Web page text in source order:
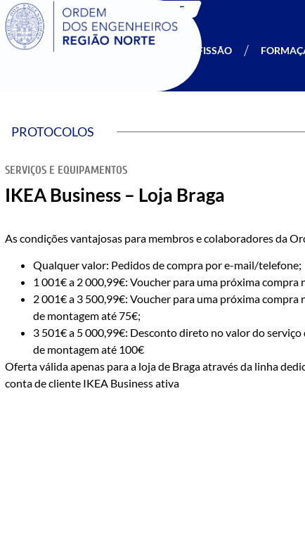
SIGOE
A OERN PROFISSÃO
PROTOCOLOS
SERVIÇOS E EQUIPAMENTOS
IKEA Business – Loja Braga
As condições vantajosas para membros e colaboradores da
Qualquer valor: Pedidos de compra por e-mail/telefone;
1 001€ a 2 000,99€: Voucher para uma próxima
2 001€ a 3 500,99€: Voucher para uma próxima
de montagem até 75€;
3 501€ a 5 000,99€: Desconto direto no valor do
de montagem até 100€
Oferta válida apenas para a loja de Braga através da linha
conta de cliente IKEA Business ativa